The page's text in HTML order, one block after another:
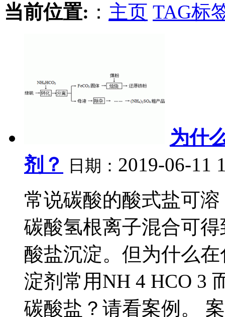
当前位置: ： 主页 TAG标
为什
剂？
日期： 2019-06-11
常说碳酸的酸式盐可
碳酸氢根离子混合可
酸盐沉淀。但为什么
淀剂常用NH 4 HCO 3
碳酸盐？请看案例。